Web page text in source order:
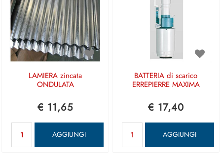
LAMIERA zincata
ONDULATA
€ 11,65
AGGIUNGI
BATTERIA di scarico
ERREPIERRE MAXIMA
€ 17,40
AGGIUNGI